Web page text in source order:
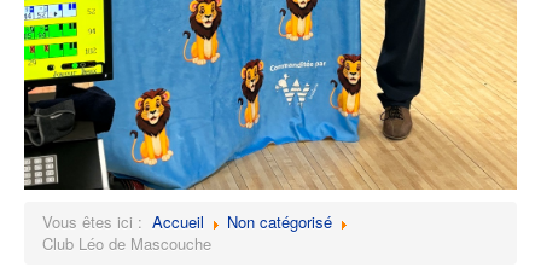
Vous êtes ici : Accueil
Non catégorisé
Club Léo de Mascouche